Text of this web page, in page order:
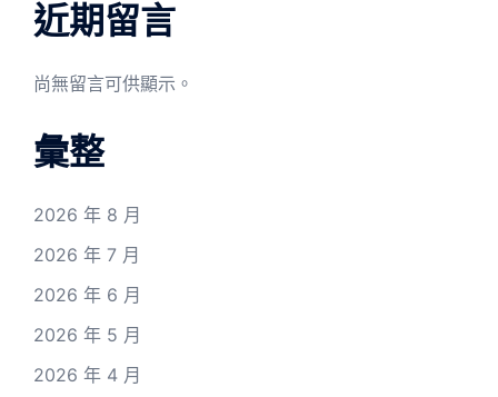
近期留言
尚無留言可供顯示。
彙整
2026 年 8 月
2026 年 7 月
2026 年 6 月
2026 年 5 月
2026 年 4 月